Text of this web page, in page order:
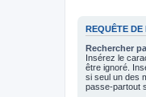
REQUÊTE DE
Rechercher
Insérez le
être ignoré.
si seul un des
passe-partout